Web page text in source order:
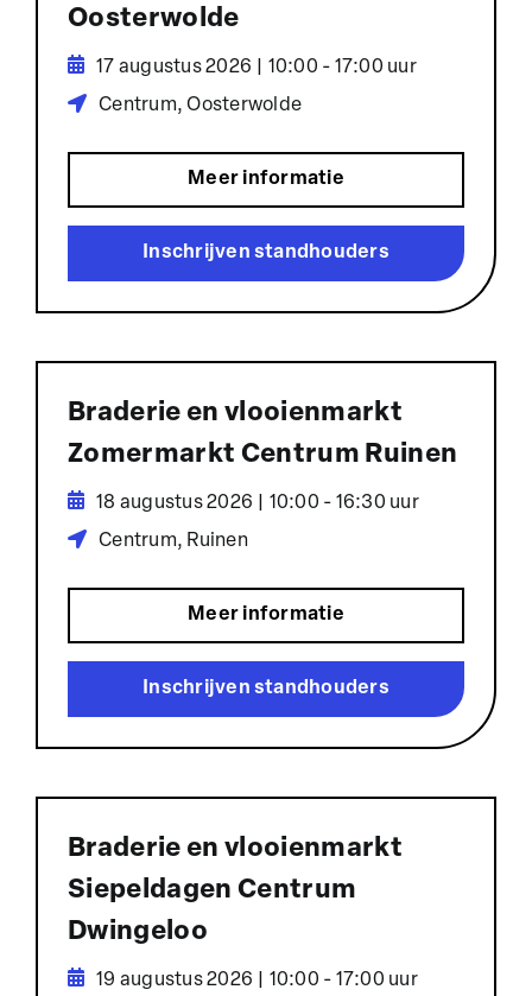
Oosterwolde
17 augustus 2026 | 10:00 - 17:00 uur
Centrum, Oosterwolde
Meer informatie
Inschrijven standhouders
Braderie en vlooienmarkt
Zomermarkt Centrum Ruinen
18 augustus 2026 | 10:00 - 16:30 uur
Centrum, Ruinen
Meer informatie
Inschrijven standhouders
Braderie en vlooienmarkt
Siepeldagen Centrum
Dwingeloo
19 augustus 2026 | 10:00 - 17:00 uur